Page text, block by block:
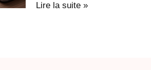
Lire la suite »